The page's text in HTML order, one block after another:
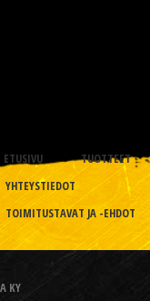
ETUSIVU TUOTTEET
YHTEYSTIEDOT
TOIMITUSTAVAT JA -EHDOT
KY